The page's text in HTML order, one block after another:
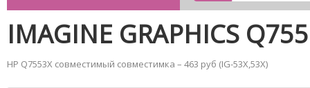
IMAGINE GRAPHICS
HP Q7553X совместимый совместимка – 463 руб (IG-53X,53X)